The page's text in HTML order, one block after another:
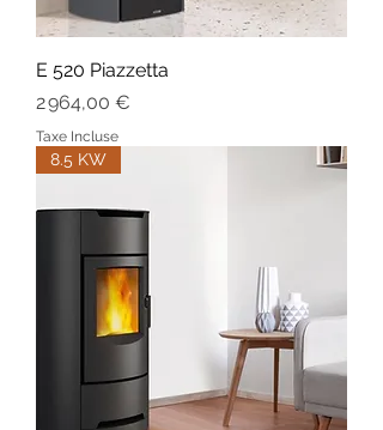
E 520 Piazzetta
Prix
2 964,00 €
Taxe Incluse
8.5 KW